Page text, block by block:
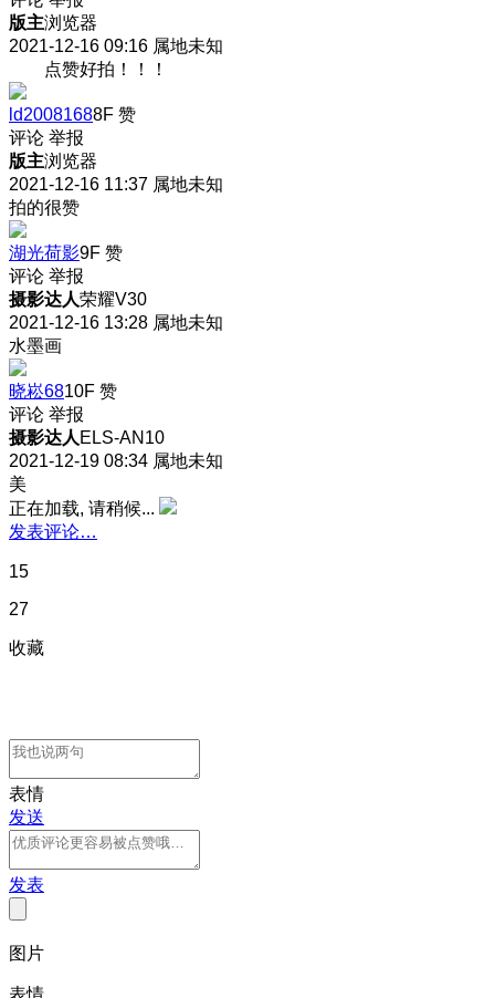
版主浏览器
2021-12-16 09:16 属地未知
点赞好拍！！！
ld20081688F 赞
评论 举报
版主浏览器
2021-12-16 11:37 属地未知
拍的很赞
湖光荷影9F 赞
评论 举报
摄影达人荣耀V30
2021-12-16 13:28 属地未知
水墨画
晓崧6810F 赞
评论 举报
摄影达人 ELS-AN10
2021-12-19 08:34 属地未知
美
正在加载, 请稍候...
发表评论…
15
27
收藏
表情
发送
发表
图片